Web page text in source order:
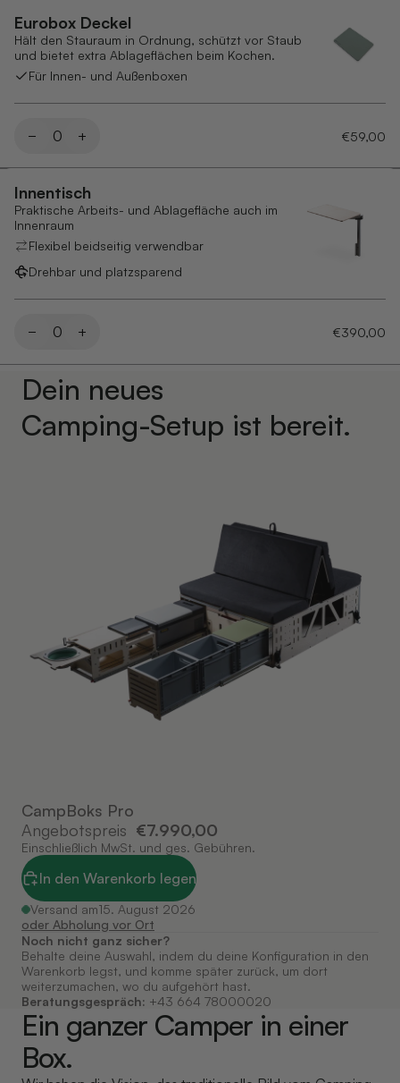
Eurobox Deckel
Hält den Stauraum in Ordnung, schützt vor Staub
und bietet extra Ablageflächen beim Kochen.
Für Innen- und Außenboxen
− 0 + €59,00
Innentisch
Praktische Arbeits- und Ablagefläche auch im
Innenraum
Flexibel beidseitig verwendbar
Drehbar und platzsparend
− 0 + €390,00
Dein neues
Camping-Setup ist bereit.
CampBoks Pro
Angebotspreis €7.990,00
Einschließlich MwSt. und ges. Gebühren.
In den Warenkorb legen
Versand am15. August 2026
oder Abholung vor Ort
Noch nicht ganz sicher?
Behalte deine Auswahl, indem du deine Konfiguration in den
Warenkorb legst, und komme später zurück, um dort
weiterzumachen, wo du aufgehört hast.
Beratungsgespräch: +43 664 78000020
Ein ganzer Camper in einer
Box.